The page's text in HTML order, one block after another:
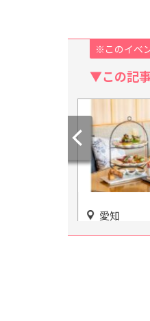
※このイベ
▼この記
静岡
富士山が覗